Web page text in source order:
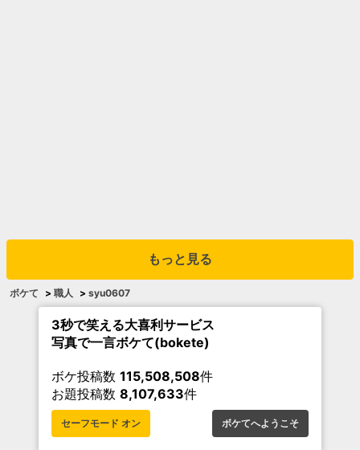
もっと見る
ボケて > 職人 > syu0607
3秒で笑える大喜利サービス
写真で一言ボケて(bokete)
ボケ投稿数 115,508,508件
お題投稿数 8,107,633件
セーフモード オン ボケてへようこそ